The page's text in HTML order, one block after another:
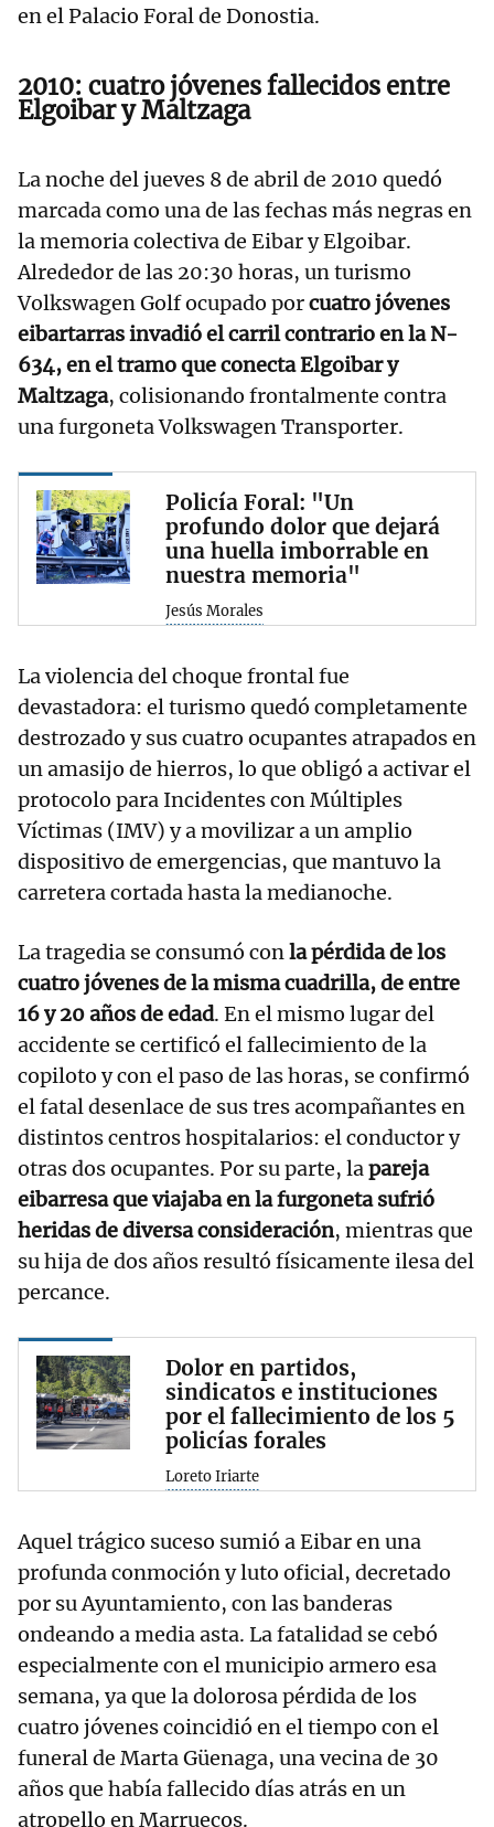
en el Palacio Foral de Donostia.
2010: cuatro jóvenes fallecidos entre
Elgoibar y Maltzaga
La noche del jueves 8 de abril de 2010 quedó
marcada como una de las fechas más negras en
la memoria colectiva de Eibar y Elgoibar.
Alrededor de las 20:30 horas, un turismo
Volkswagen Golf ocupado porcuatro jóvenes
eibartarras invadió el carril contrario en la N-
634, en el tramo que conecta Elgoibar y
Maltzaga, colisionando frontalmente contra
una furgoneta Volkswagen Transporter.
Policía Foral: "Un
profundo dolor que dejará
una huella imborrable en
nuestra memoria"
Jesús Morales
La violencia del choque frontal fue
devastadora: el turismo quedó completamente
destrozado y sus cuatro ocupantes atrapados en
un amasijo de hierros, lo que obligó a activar el
protocolo para Incidentes con Múltiples
Víctimas (IMV) y a movilizar a un amplio
dispositivo de emergencias, que mantuvo la
carretera cortada hasta la medianoche.
La tragedia se consumó conla pérdida de los
cuatro jóvenes de la misma cuadrilla, de entre
16 y 20 años de edad. En el mismo lugar del
accidente se certificó el fallecimiento de la
copiloto y con el paso de las horas, se confirmó
el fatal desenlace de sus tres acompañantes en
distintos centros hospitalarios: el conductor y
otras dos ocupantes. Por su parte, lapareja
eibarresa que viajaba en la furgoneta sufrió
heridas de diversa consideración, mientras que
su hija de dos años resultó físicamente ilesa del
percance.
Dolor en partidos,
sindicatos e instituciones
por el fallecimiento de los 5
policías forales
Loreto Iriarte
Aquel trágico suceso sumió a Eibar en una
profunda conmoción y luto oficial, decretado
por su Ayuntamiento, con las banderas
ondeando a media asta. La fatalidad se cebó
especialmente con el municipio armero esa
semana, ya que la dolorosa pérdida de los
cuatro jóvenes coincidió en el tiempo con el
funeral de Marta Güenaga, una vecina de 30
años que había fallecido días atrás en un
atropello en Marruecos.